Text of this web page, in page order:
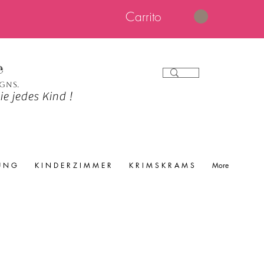
Carrito
jedes Kind !
N G K I N D E R Z I M M E R K R I M S K R A M S More